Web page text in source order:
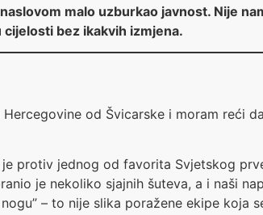
malo uzburkao javnost. Nije
bez ikakvih izmjena.
od Švicarske i moram reći
protiv jednog od favorita Svjetskog
je nekoliko sjajnih šuteva, a i naši
– to nije slika poražene ekipe koja